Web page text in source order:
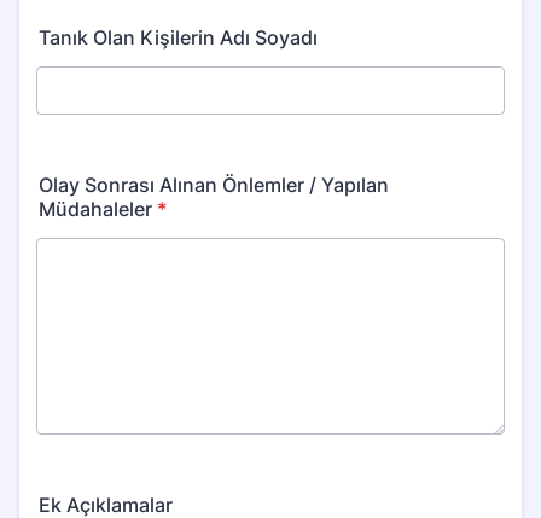
Tanık Olan Kişilerin Adı Soyadı
Olay Sonrası Alınan Önlemler / Yapılan
Müdahaleler *
Ek Açıklamalar